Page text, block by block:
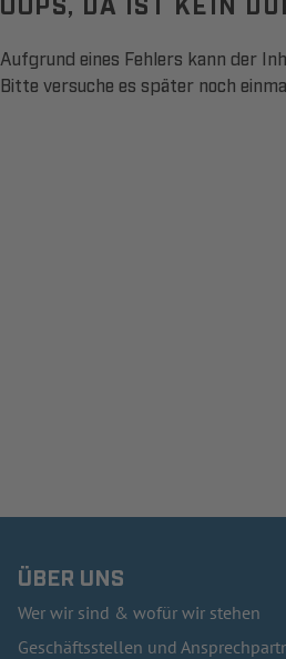
Aufgrund eines Fehlers kann der
Bitte versuche es später noch
ÜBER UNS
Wer wir sind & wofür wir stehen
Geschäftsstellen und